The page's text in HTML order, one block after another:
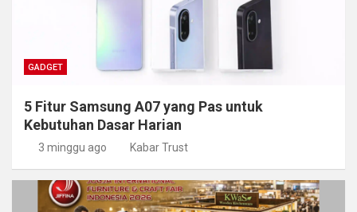
GADGET
5 Fitur Samsung A07 yang Pas untuk
Kebutuhan Dasar Harian
3 minggu ago Kabar Trust